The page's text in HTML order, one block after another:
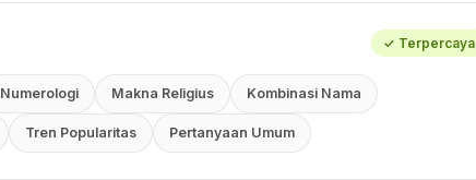
✓ Terpercaya
Numerologi Makna Religius Kombinasi Nama
Tren Popularitas Pertanyaan Umum